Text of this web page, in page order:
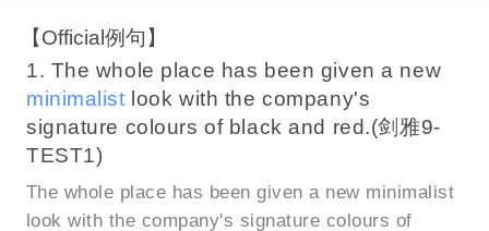
【Official例句】
1. The whole place has been given a new
minimalist look with the company's
signature colours of black and red.(剑雅9-
TEST1)
The whole place has been given a new minimalist
look with the company's signature colours of